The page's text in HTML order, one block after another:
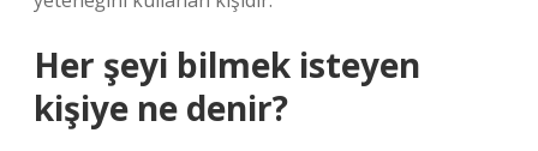
Her şeyi bilmek isteyen
kişiye ne denir?